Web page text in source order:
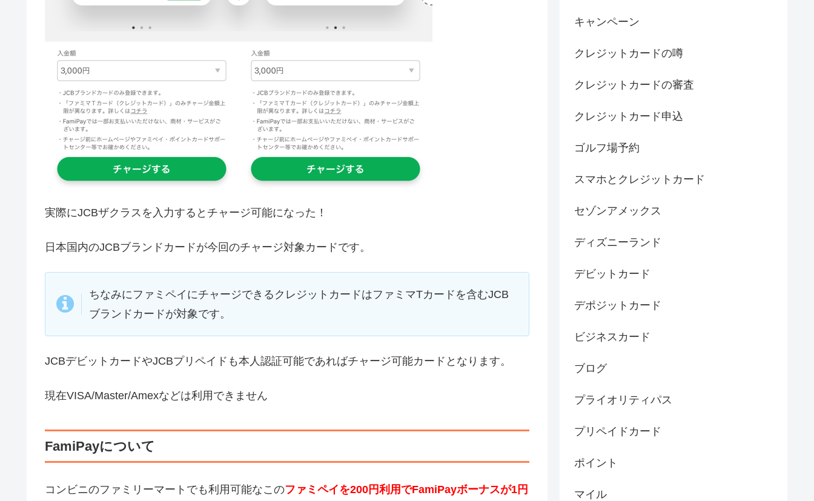
実際にJCBザクラスを入力するとチャージ可能になった！
日本国内のJCBブランドカードが今回のチャージ対象カードです。
ちなみにファミペイにチャージできるクレジットカードはファミマTカードを含むJCB
ブランドカードが対象です。
JCBデビットカードやJCBプリペイドも本人認証可能であればチャージ可能カードとなります。
現在VISA/Master/Amexなどは利用できません
FamiPayについて
コンビニのファミリーマートでも利用可能なこのファミペイを200円利用でFamiPayボーナスが1円
キャンペーン
クレジットカードの噂
クレジットカードの審査
クレジットカード申込
ゴルフ場予約
スマホとクレジットカード
セゾンアメックス
ディズニーランド
デビットカード
デポジットカード
ビジネスカード
ブログ
プライオリティパス
プリペイドカード
ポイント
マイル